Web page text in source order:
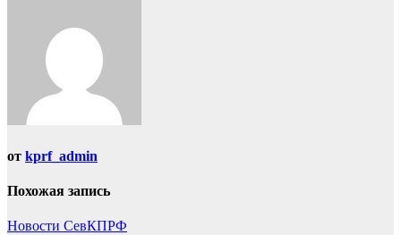
от kprf_admin
Похожая запись
Новости СевКПРФ